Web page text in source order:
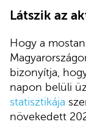
Látszik az
Hogy a
bizonyítja,
napon belüli
statisztikája
növekedett